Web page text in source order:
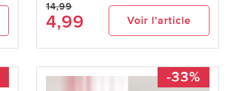
14,99
4,99 Voir l’article
-33%